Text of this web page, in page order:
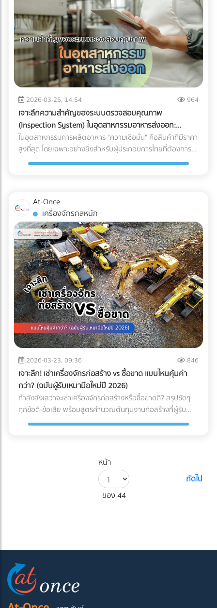
2026-03-25, 14:54 964
เจาะลึกความสำคัญของระบบตรวจสอบคุณภาพ
(Inspection System) ในอุตสาหกรรมอาหารส่งออก:
ปราการด่านสุดท้ายสู่ตลาดโลก
ในอุตสาหกรรมการผลิตอาหาร "ความเชื่อมั่น" คือสินค้าที่มีราคา
สูงที่สุด โดยเฉพาะอย่างยิ่งสำหรับผู้ประกอบการไทยที่ต้องการ
ส่งออกสินค้าไปยังตลาดต่างประเทศที่มีมาตรฐานเข้มงวดอย่าง
อัตโนมัติ หรือ Inspection System จึงไม่ใช่แค่เครื่องจักรในสาย
การผลิต แต่มันคือ "ผู้พิทักษ์แบรนด์" ที่ป้องกันความผิดพลาดที่
อาจทำลายธุรกิจได้ในชั่วข้ามคืน
At-Once
เครื่องจักรกลหนัก
2026-03-23, 09:36 846
เจาะลึก! เช่าเครื่องจักรก่อสร้าง vs ซื้อขาด แบบไหนคุ้มค่า
กว่า? (ฉบับผู้รับเหมามือใหม่ปี 2026)
กำลังลังเลว่าจะเช่าเครื่องจักรก่อสร้างหรือซื้อขาดดี? สรุปชัดๆ
ทุกข้อดี-ข้อเสีย พร้อมสูตรคำนวณต้นทุนงานก่อสร้างที่ผู้รับ
เหมามือใหม่ต้องรู้ก่อนตัดสินใจ!
หน้า
ของ 44
ถัดไป